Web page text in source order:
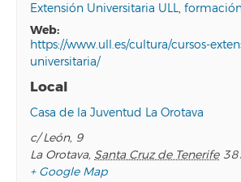
Extensión Universitaria ULL,
web:
https://www.ull.es/cultura/cursos-
universitaria/
Local
Casa de la Juventud La Orotava
c/ León, 9
La Orotava, Santa Cruz de Tenerife
+ Google Map